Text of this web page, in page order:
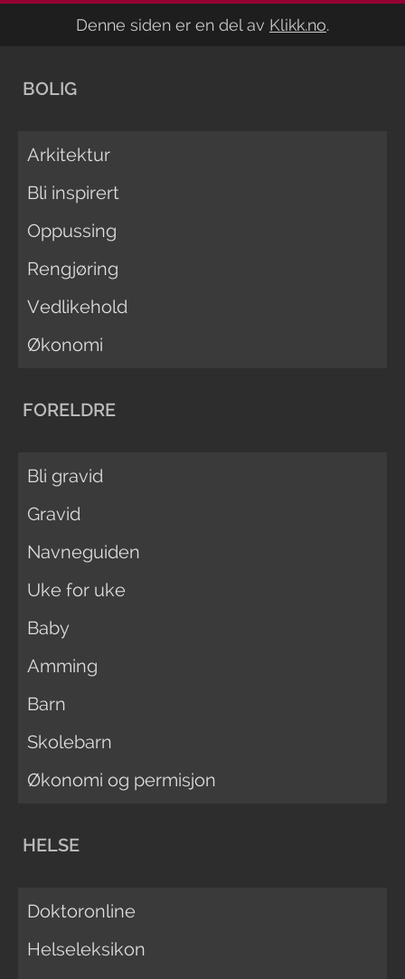
Denne siden er en del av Klikk.no.
BOLIG
Arkitektur
Bli inspirert
Oppussing
Rengjøring
Vedlikehold
Økonomi
FORELDRE
Bli gravid
Gravid
Navneguiden
Uke for uke
Baby
Amming
Barn
Skolebarn
Økonomi og permisjon
HELSE
Doktoronline
Helseleksikon